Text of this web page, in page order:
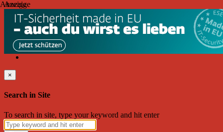
Donnerstag, August 06, 2026
Friend on Facebook
Subscribe to RSS
Search
×
Search in Site
To search in site, type your keyword and hit enter
Anzeige
Anzeige